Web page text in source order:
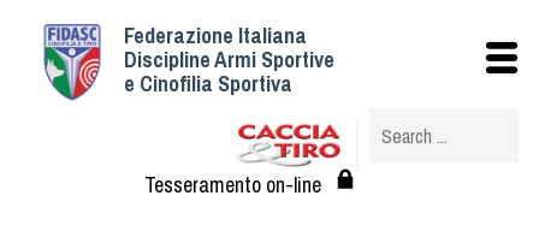
Federazione Italiana
Discipline Armi Sportive
e Cinofilia Sportiva
Tesseramento on-line
Istituzionale
Struttura
Albo Veterinari federali